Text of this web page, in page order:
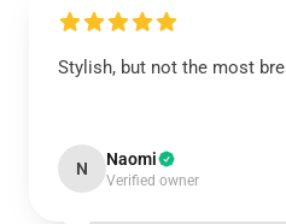
Stylish, but not the most
N Naomi
Verified owner